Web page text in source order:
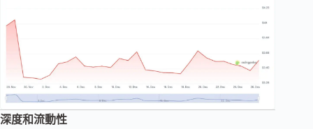
深度和流動性